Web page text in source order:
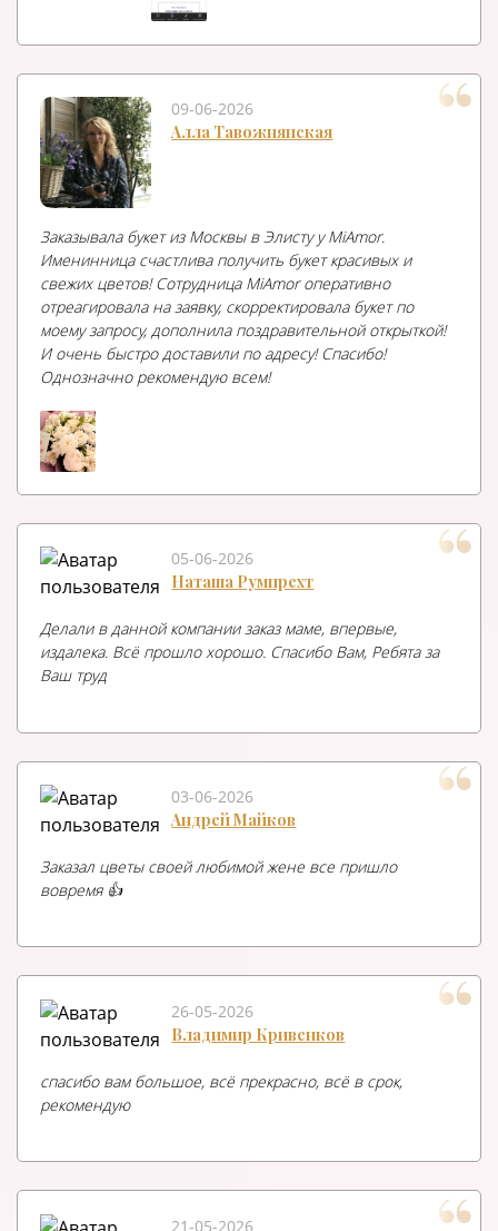
09-06-2026
Алла Тавожнянская
Заказывала букет из Москвы в Элисту у MiAmor.
Именинница счастлива получить букет красивых и
свежих цветов! Сотрудница MiAmor оперативно
отреагировала на заявку, скорректировала букет по
моему запросу, дополнила поздравительной открыткой!
И очень быстро доставили по адресу! Спасибо!
Однозначно рекомендую всем!
05-06-2026
Наташа Румпрехт
Делали в данной компании заказ маме, впервые,
издалека. Всё прошло хорошо. Спасибо Вам, Ребята за
Ваш труд
03-06-2026
Андрей Майков
Заказал цветы своей любимой жене все пришло
вовремя 👍
26-05-2026
Владимир Кривенков
спасибо вам большое, всё прекрасно, всё в срок,
рекомендую
21-05-2026